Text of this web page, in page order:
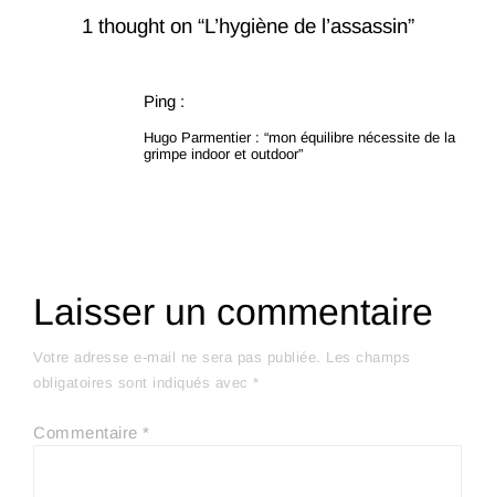
1 thought on “L’hygiène de l’assassin”
Ping :
Hugo Parmentier : “mon équilibre nécessite de la
grimpe indoor et outdoor”
Laisser un commentaire
Votre adresse e-mail ne sera pas publiée. Les champs
obligatoires sont indiqués avec *
Commentaire *